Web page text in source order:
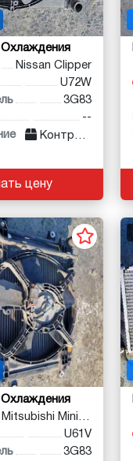
Nissan Clipper
U72W
3G83
--
Контракт
цену
Mitsubishi Minicab
U61V
3G83